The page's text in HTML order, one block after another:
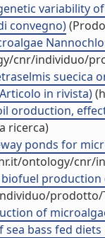
variability
convegno)
cnr/individuo/
in rivista)
oroduction,
ricerca)
ponds for
ontology/cnr/
prodotto/
of
bass fed